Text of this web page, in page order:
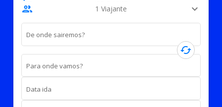
people
1 Viajante expand_more
De onde sairemos?
cached
Para onde vamos?
Data ida